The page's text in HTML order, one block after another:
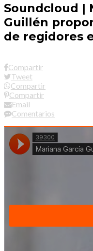
Soundcloud |
Guillén
de regidores
Compartir
Tweet
Compartir
Compartir
Email
Comentarios